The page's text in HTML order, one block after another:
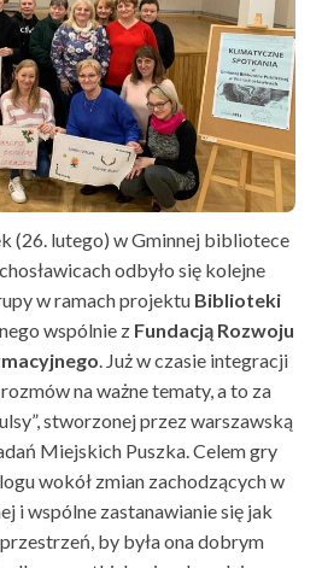
(26. lutego) w Gminnej bibliotece
odbyło się kolejne
w ramach projektu Biblioteki
wspólnie z Fundacją Rozwoju
. Już w czasie integracji
na ważne tematy, a to za
stworzonej przez warszawską
Miejskich Puszka. Celem gry
wokół zmian zachodzących w
i wspólne zastanawianie się jak
by była ona dobrym